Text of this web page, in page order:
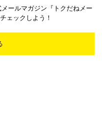
ールマガジン『トクだねメー
ェックしよう！